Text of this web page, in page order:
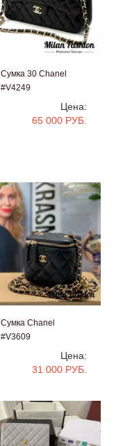
Сумка 30 Chanel
#V4249
Цена:
65 000 РУБ.
Сумка Chanel
#V3609
Цена:
31 000 РУБ.